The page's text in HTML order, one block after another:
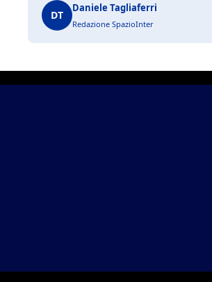
DT
Daniele Tagliaferri
Redazione SpazioInter